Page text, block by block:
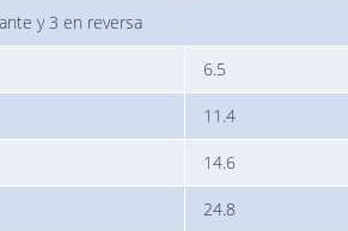
y 3 en reversa
6.5
11.4
14.6
24.8